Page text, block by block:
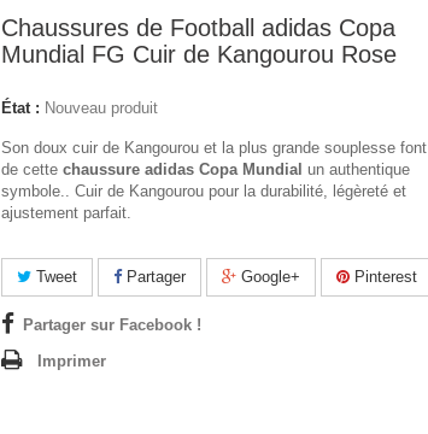
Chaussures de Football adidas Copa
Mundial FG Cuir de Kangourou Rose
État : Nouveau produit
Son doux cuir de Kangourou et la plus grande souplesse font
de cette chaussure adidas Copa Mundial un authentique
symbole.. Cuir de Kangourou pour la durabilité, légèreté et
ajustement parfait.
Tweet Partager Google+ Pinterest
Partager sur Facebook !
Imprimer